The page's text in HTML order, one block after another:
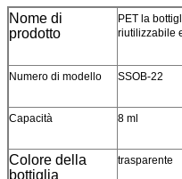
Nome di
prodotto
PET la
riutilizzabile
Numero di modello SSOB-22
Capacità 8 ml
Colore della
bottiglia
trasparente